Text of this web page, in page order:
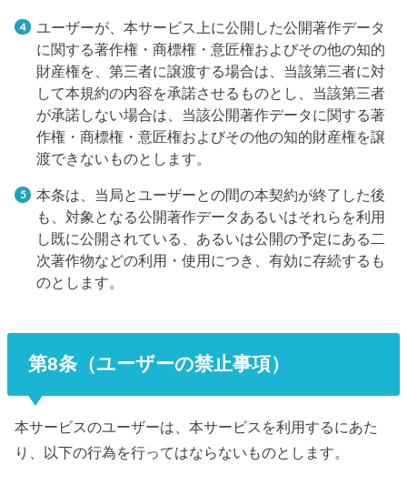
ユーザーが、本サービス上に公開した公開著作データ
に関する著作権・商標権・意匠権およびその他の知的
財産権を、第三者に譲渡する場合は、当該第三者に対
して本規約の内容を承諾させるものとし、当該第三者
が承諾しない場合は、当該公開著作データに関する著
作権・商標権・意匠権およびその他の知的財産権を譲
渡できないものとします。
本条は、当局とユーザーとの間の本契約が終了した後
も、対象となる公開著作データあるいはそれらを利用
し既に公開されている、あるいは公開の予定にある二
次著作物などの利用・使用につき、有効に存続するも
のとします。
第8条（ユーザーの禁止事項）
本サービスのユーザーは、本サービスを利用するにあた
り、以下の行為を行ってはならないものとします。